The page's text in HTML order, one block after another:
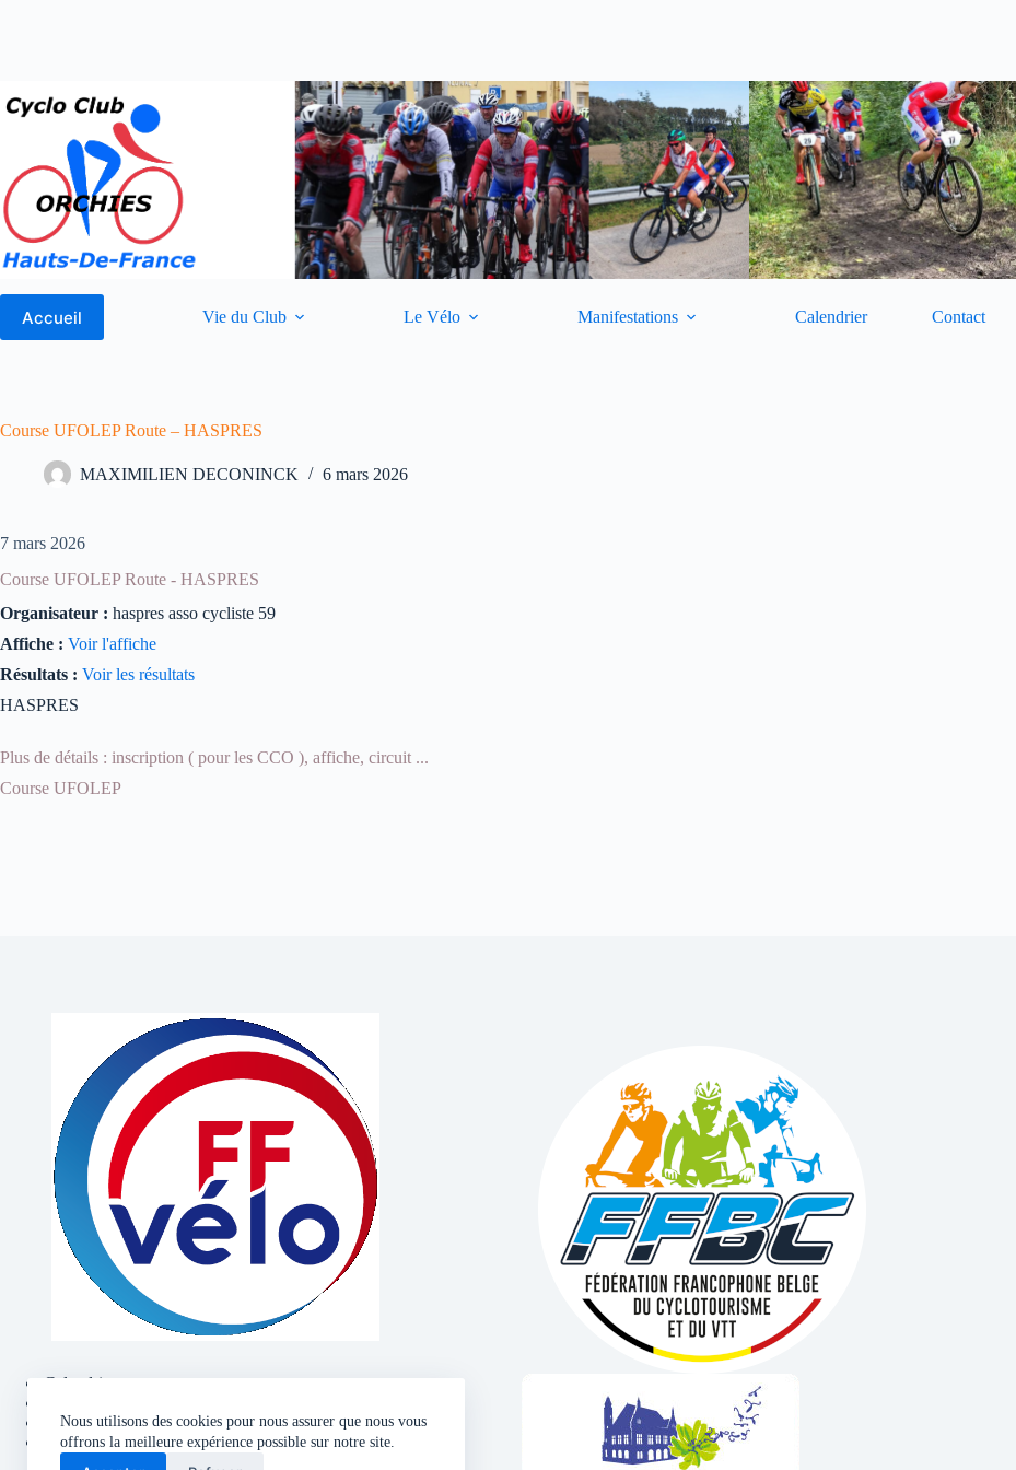
Nous utilisons des cookies pour nous assurer que nous vous
offrons la meilleure expérience possible sur notre site.
Accueil Vie du Club Le Vélo Manifestations Calendrier Contact
Course UFOLEP Route – HASPRES
MAXIMILIEN DECONINCK 6 mars 2026
7 mars 2026
Course UFOLEP Route - HASPRES
Organisateur : haspres asso cycliste 59
Affiche : Voir l'affiche
Résultats : Voir les résultats
HASPRES
Plus de détails : inscription ( pour les CCO ), affiche, circuit ...
Course UFOLEP
Calendrier
Politique de confidentialité
Mentions légales